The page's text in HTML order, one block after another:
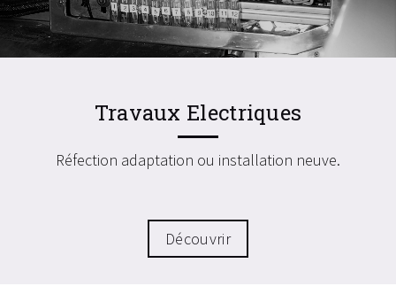
Travaux Electriques
Réfection adaptation ou installation neuve.
Découvrir